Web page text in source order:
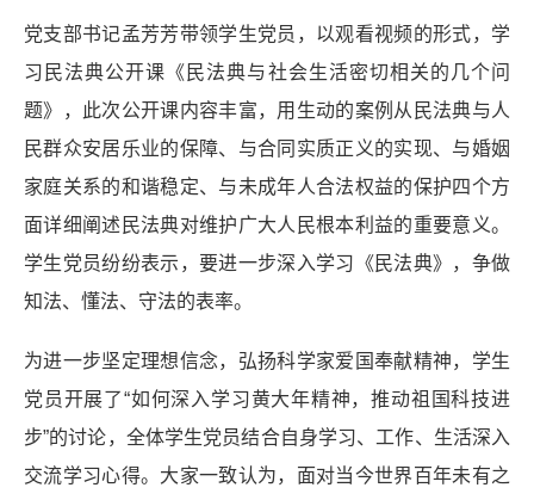
党支部书记孟芳芳带领学生党员，以观看视频的形式，学
习民法典公开课《民法典与社会生活密切相关的几个问
题》，此次公开课内容丰富，用生动的案例从民法典与人
民群众安居乐业的保障、与合同实质正义的实现、与婚姻
家庭关系的和谐稳定、与未成年人合法权益的保护四个方
面详细阐述民法典对维护广大人民根本利益的重要意义。
学生党员纷纷表示，要进一步深入学习《民法典》，争做
知法、懂法、守法的表率。
为进一步坚定理想信念，弘扬科学家爱国奉献精神，学生
党员开展了“如何深入学习黄大年精神，推动祖国科技进
步”的讨论，全体学生党员结合自身学习、工作、生活深入
交流学习心得。大家一致认为，面对当今世界百年未有之